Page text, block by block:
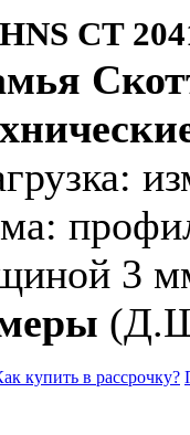
CT
3
купить в рассрочку?